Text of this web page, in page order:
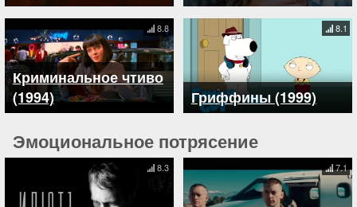
Криминальное чтиво
(1994)
8.8
Гриффины (1999)
8.1
Эмоциональное потрясение
8.3 7.1